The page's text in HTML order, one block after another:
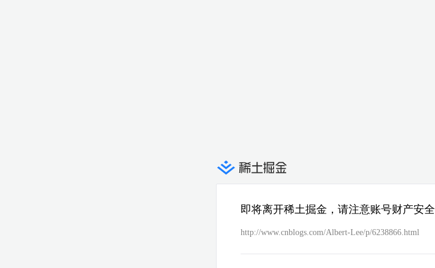
即将离开稀土掘金，请注意账号财产安全
http://www.cnblogs.com/Albert-Lee/p/6238866.html